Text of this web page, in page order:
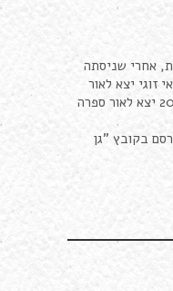
אחרי שניסתה
זוגי יצא לאור
בהוצאת מודן ב2016. בשנת 2019 יצא לאור ספרה
בקובץ "גן